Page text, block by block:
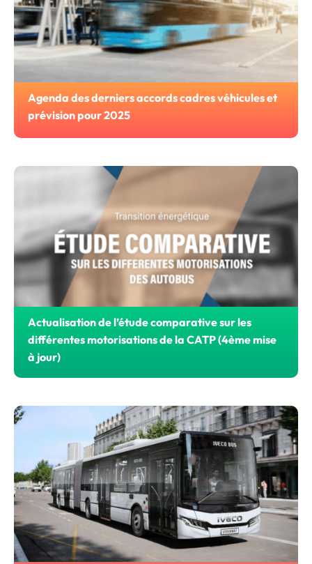
Agenda des derniers accords cadres véhicules et
prévision pour 2025
Actualisation de l’étude comparative sur les
différentes motorisations de la CATP (4ème mise
à jour)
AGIR Transport demande un moratoire sur les normes en